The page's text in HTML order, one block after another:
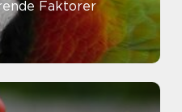
Faktorer